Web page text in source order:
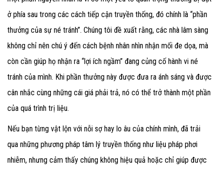
ở phía sau trong các cách tiếp cận truyền thống, đó chính là “phần
thưởng của sự né tránh”. Chúng tôi đề xuất rằng, các nhà lâm sàng
không chỉ nên chú ý đến cách bệnh nhân nhìn nhận mối đe dọa, mà
còn cần giúp họ nhận ra “lợi ích ngầm” đang củng cố hành vi né
tránh của mình. Khi phần thưởng này được đưa ra ánh sáng và được
cân nhắc cùng những cái giá phải trả, nó có thể trở thành một phần
của quá trình trị liệu.
Nếu bạn từng vật lộn với nỗi sợ hay lo âu của chính mình, đã trải
qua những phương pháp tâm lý truyền thống như liệu pháp phơi
nhiễm, nhưng cảm thấy chúng không hiệu quả hoặc chỉ giúp được